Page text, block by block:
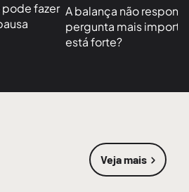
fazer A balança não
pergunta mais
está forte?
Veja mais
sobre